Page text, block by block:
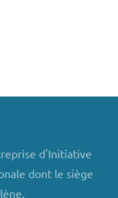
d'Initiative
dont le siège